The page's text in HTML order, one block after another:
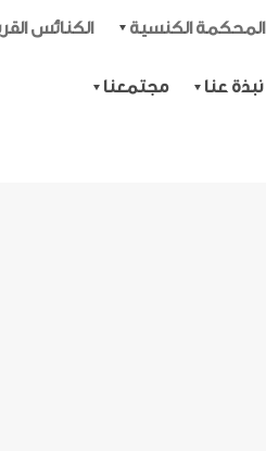
المحكمة الكنسية الكنائس
نبذة عنا مجتمعنا